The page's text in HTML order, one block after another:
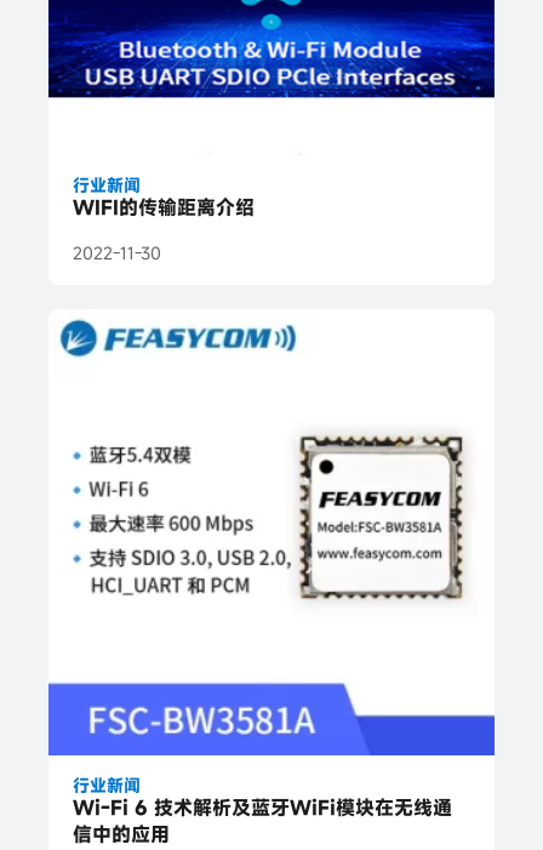
行业新闻
WIFI的传输距离介绍
2022-11-30
行业新闻
Wi-Fi 6 技术解析及蓝牙WiFi模块在无线通
信中的应用